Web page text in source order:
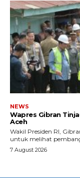
NEWS
Wapres Gibran
Aceh
Wakil Presiden RI,
untuk melihat
7 August 2026